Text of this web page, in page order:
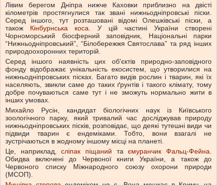
Лівим берегом Дніпра нижче Каховки приблизно на двісті
кілометрів простягнулися так звані нижньодніпровські піски.
Серед іншого, тут розташовані відомі Олешківські піски, а
також Кінбурнська коса . У цій частині України створені
Чорноморський біосферний заповідник, Національні парки
“Нижньодніпровський”, “Білобережжя Святослава” та ряд інших
природоохоронних територій.
Серед іншого наявність цих об'єктів природно-заповідного
фонду відображає унікальність екосистем, що утворилися на
нижньодніпровських пісках. Багато видів рослин і тварин, які їх
населяють, звикли саме до таких ґрунтів і такого клімату, тому
добре почуваються саме тут і не зможуть нормально жити в
інших умовах.
Михайло Русін, кандидат біологічних наук із Київського
зоологічного парку, який тривалий час досліджував природу
нижньодніпровських пісків, розповідає, що деякі тутешні види чи
підвиди тварин є ендеміками. Тобто, вони взагалі не
зустрічаються в жодному іншому місці на планеті.
Це, наприклад,сліпак піщаний таємуранчик Фальц-Фейна
Обидва включені до Червоної книги України, а також до
Червоного списку Міжнародного союзу охорони природи
(МСОП).